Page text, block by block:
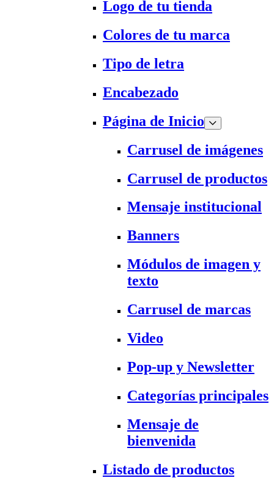
Logo de tu tienda
Colores de tu marca
Tipo de letra
Encabezado
Página de Inicio
Carrusel de imágenes
Carrusel de productos
Mensaje institucional
Banners
Módulos de imagen y
texto
Carrusel de marcas
Video
Pop-up y Newsletter
Categorías principales
Mensaje de
bienvenida
Listado de productos